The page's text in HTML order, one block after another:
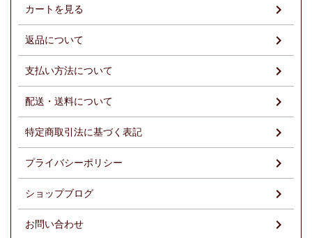
カートを見る
返品について
支払い方法について
配送・送料について
特定商取引法に基づく表記
プライバシーポリシー
ショップブログ
お問い合わせ